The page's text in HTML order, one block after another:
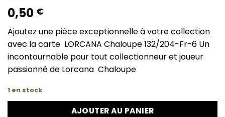
0,50 €
Ajoutez une pièce exceptionnelle à votre collection
avec la carte LORCANA Chaloupe 132/204-Fr-6 Un
incontournable pour tout collectionneur et joueur
passionné de Lorcana Chaloupe
1 en stock
AJOUTER AU PANIER